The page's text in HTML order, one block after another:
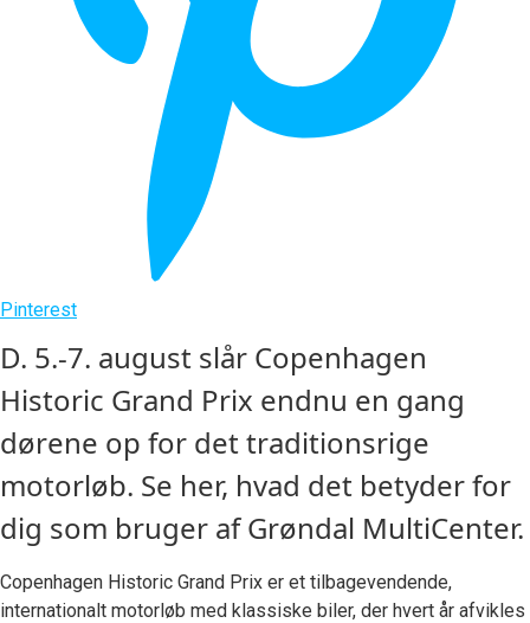
Pinterest
D. 5.-7. august slår Copenhagen
Historic Grand Prix endnu en gang
dørene op for det traditionsrige
motorløb. Se her, hvad det betyder for
dig som bruger af Grøndal MultiCenter.
Copenhagen Historic Grand Prix er et tilbagevendende,
internationalt motorløb med klassiske biler, der hvert år afvikles